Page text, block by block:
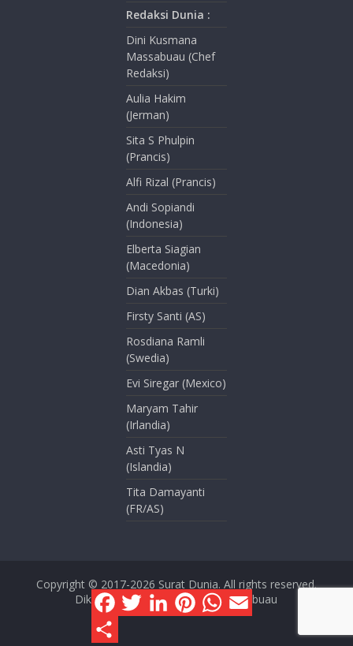
Redaksi Dunia :
Dini Kusmana
Massabuau (Chef
Redaksi)
Aulia Hakim
(Jerman)
Sita S Phulpin
(Prancis)
Alfi Rizal (Prancis)
Andi Sopiandi
(Indonesia)
Elberta Siagian
(Macedonia)
Dian Akbas (Turki)
Firsty Santi (AS)
Rosdiana Ramli
(Swedia)
Evi Siregar (Mexico)
Maryam Tahir
(Irlandia)
Asti Tyas N
(Islandia)
Tita Damayanti
(FR/AS)
Copyright © 2017-2026 Surat Dunia. All rights reserved.
Dikelola oleh Dini Kusmana Massabuau
F
a
c
T
w
i
L
n
P
n
W
h
a
E
m